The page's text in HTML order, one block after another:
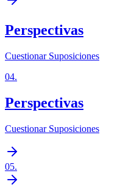
Perspectivas
Cuestionar Suposiciones
04.
Perspectivas
Cuestionar Suposiciones
05.